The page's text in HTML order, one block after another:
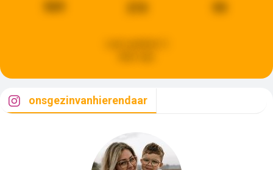
onsgezinvanhierendaar